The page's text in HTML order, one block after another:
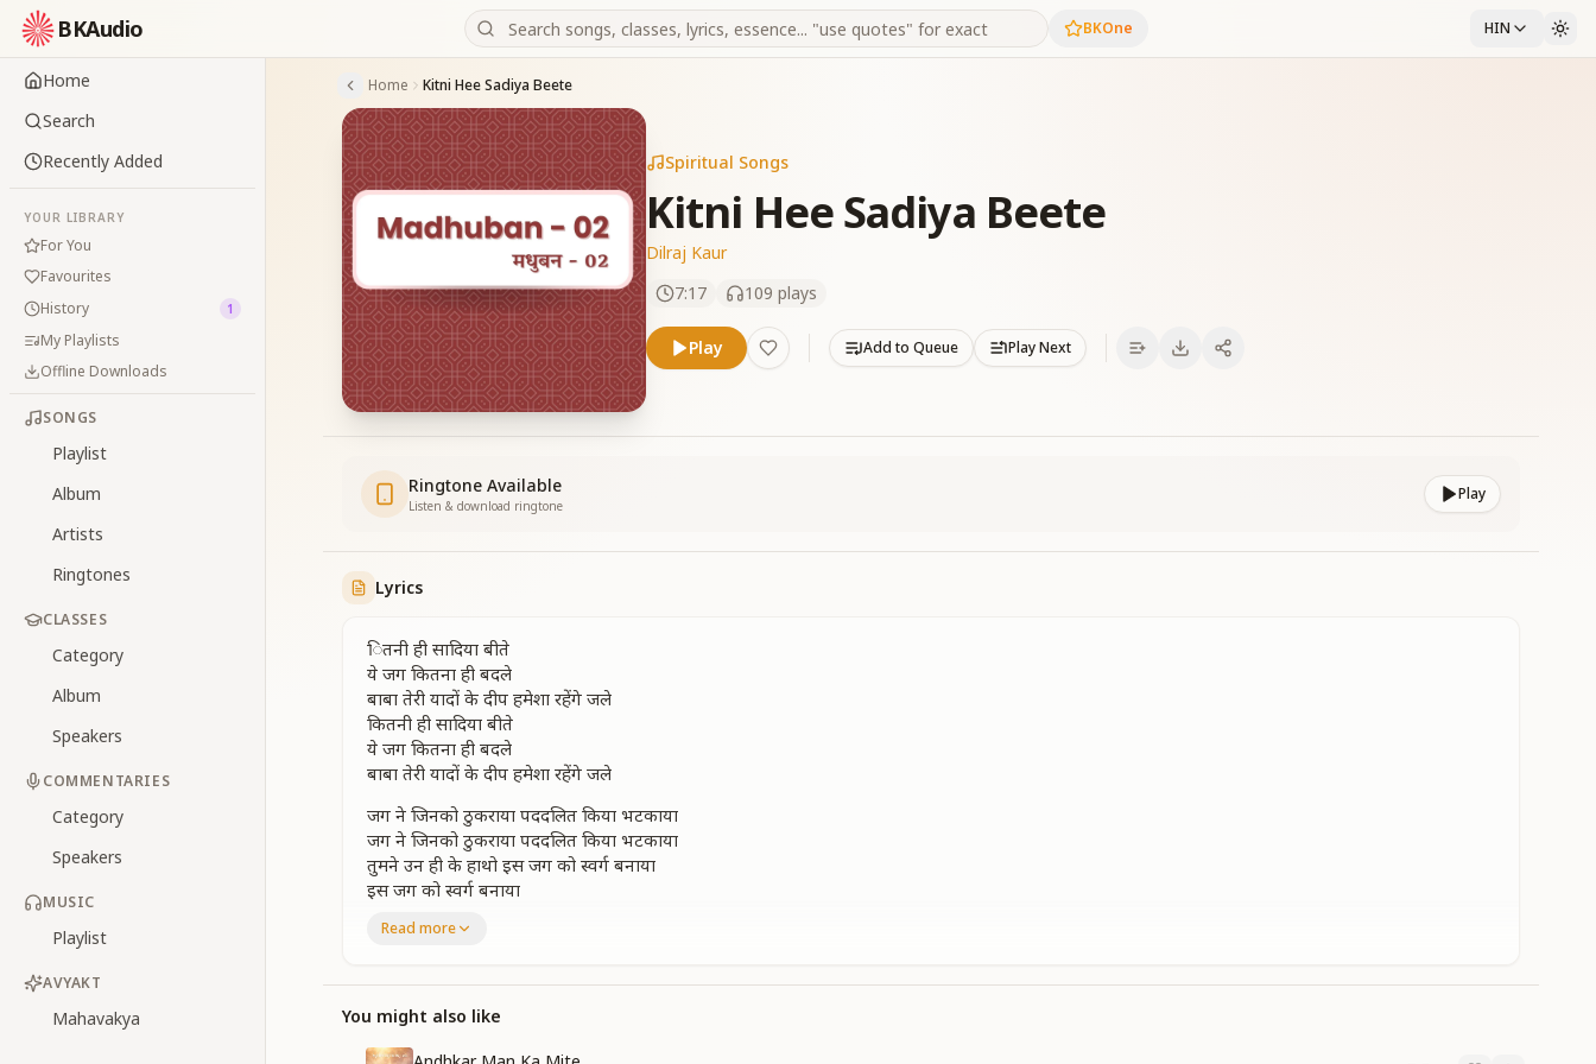
BKAudio BKOne HIN
Home
Search
Recently Added
YOUR LIBRARY
For You
Favourites
History
1
My Playlists
Offline Downloads
SONGS
Playlist
Album
Artists
Ringtones
CLASSES
Category
Album
Speakers
COMMENTARIES
Category
Speakers
MUSIC
Playlist
AVYAKT
Mahavakya
Home Kitni Hee Sadiya Beete
Spiritual Songs
Kitni Hee Sadiya Beete
Dilraj Kaur
7:17
109 plays
Play Add to Queue Play Next
Ringtone Available
Listen & download ringtone
Play
Lyrics
ितनी ही सादिया बीते
ये जग कितना ही बदले
बाबा तेरी यादों के दीप हमेशा रहेंगे जले
कितनी ही सादिया बीते
ये जग कितना ही बदले
बाबा तेरी यादों के दीप हमेशा रहेंगे जले
जग ने जिनको ठुकराया पददलित किया भटकाया
जग ने जिनको ठुकराया पददलित किया भटकाया
तुमने उन ही के हाथो इस जग को स्वर्ग बनाया
इस जग को स्वर्ग बनाया
बाबा तेरी यादों के दीप हमेशा रहेंगे जले
ये जग कितना ही बदले
बाबा तेरी यादों के दीप हमेशा रहेंगे जले
हमने तेरे उजाले में साकार हुए शिव को देखा
Read more
You might also like